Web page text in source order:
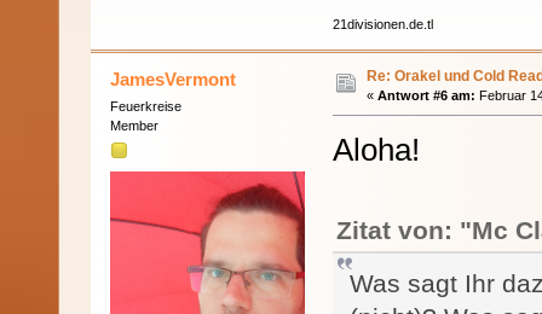
21divisionen.de.tl
JamesVermont
Feuerkreise
Member
Re: Orakel und Cold
« Antwort #6 am: Februar
Aloha!
Zitat von: "Mc
Was sagt Ihr